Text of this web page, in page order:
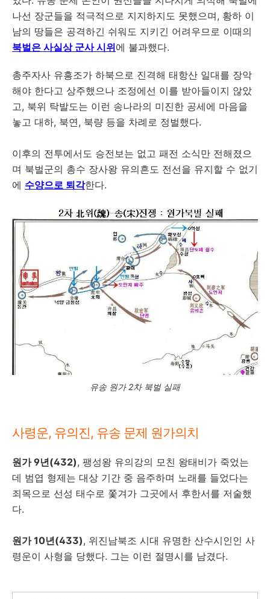
나선 장군들을 적극적으로 지지하지도 못했으며, 황하 이
남의 땅들은 공격하긴 쉬워도 지키긴 어려우므로 이때의
북벌은 사실상 군사 시위에 불과했다.
총주자사 유흥조가 하북으로 진격해 태항산 일대를 장악
해야 한다고 상주했으나 조정에선 이를 받아들이지 않았
고, 북위 탁발도는 이런 송나라의 미진한 공세에 마음을
놓고 대하, 북연, 북량 등을 차례로 정벌했다.
이후의 전투에서도 승전보는 없고 패전 소식만 전해졌으
며 북벌군의 총수 장사왕 유의흔도 전선을 유지할 수 없기
에 수양으로 퇴각한다.
유송 원가 2차 북벌 실패
사령운, 유의진, 유송 문제 원가의치
원가 9년(432), 팽성왕 유의강의 모친 왕태비가 죽었는
데 범엽 형제는 대상 기간 중 음주하며 노래를 들었다는
죄목으로 선성 태수로 쫓겨가 그곳에서 후한서를 저술했
다.
원가 10년(433), 위진남북조 시대 유명한 산수시인인 사
령운이 사형을 당했다. 그는 이런 절명시를 남겼다.